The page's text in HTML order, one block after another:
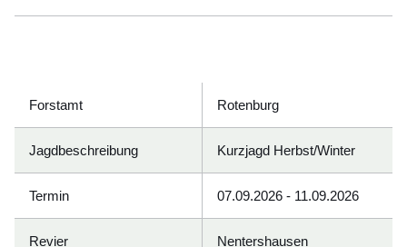
Forstamt Rotenburg
Jagdbeschreibung Kurzjagd Herbst/Winter
Termin 07.09.2026 - 11.09.2026
Revier Nentershausen